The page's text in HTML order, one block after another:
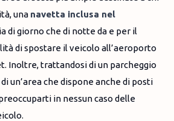
una navetta inclusa nel
di giorno che di notte da e per il
di spostare il veicolo all’aeroporto
Inoltre, trattandosi di un parcheggio
un’area che dispone anche di posti
in nessun caso delle